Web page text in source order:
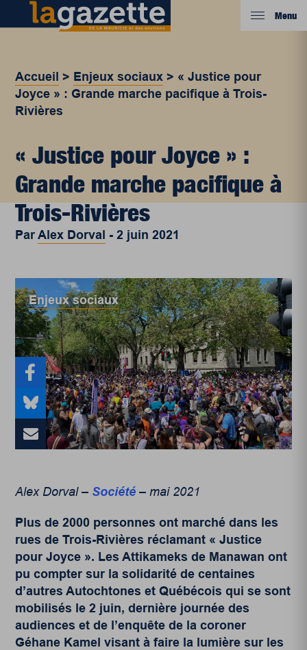
Menu
Accueil > Enjeux sociaux > « Justice pour
Joyce » : Grande marche pacifique à Trois-
Rivières
« Justice pour Joyce » :
Grande marche pacifique à
Trois-Rivières
ParAlex Dorval -2 juin 2021
Enjeux sociaux
Alex Dorval – Société – mai 2021
Plus de 2000 personnes ont marché dans les
rues de Trois-Rivières réclamant « Justice
pour Joyce ». Les Attikameks de Manawan ont
pu compter sur la solidarité de centaines
d’autres Autochtones et Québécois qui se sont
mobilisés le 2 juin, dernière journée des
audiences et de l’enquête de la coroner
Géhane Kamel visant à faire la lumière sur les